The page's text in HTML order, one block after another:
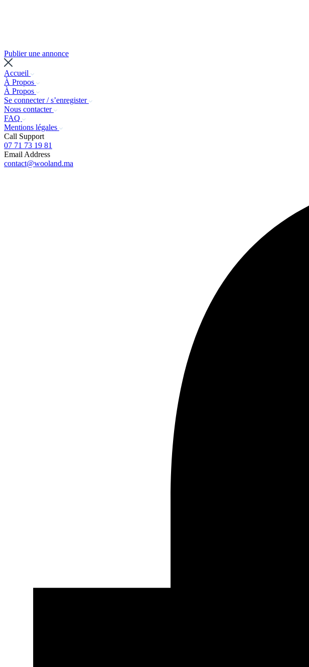
Publier une annonce
Accueil
À Propos
À Propos
Se connecter / s’enregister
Nous contacter
FAQ
Mentions légales
Call Support
07 71 73 19 81
Email Address
contact@wooland.ma